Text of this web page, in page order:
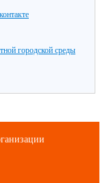
городской среды